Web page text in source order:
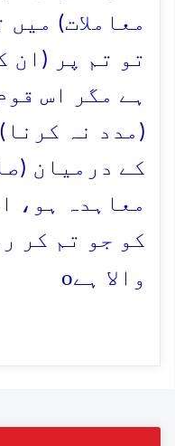
معاملات)
تو تم پر (ان
ہے مگر اس
(مدد نہ
کے درمیان
معاہدہ ہو،
کو جو تم کر
والا ہےo